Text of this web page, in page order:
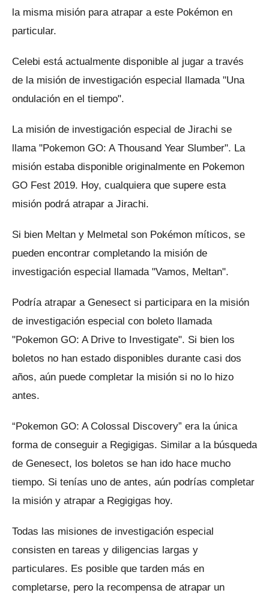
la misma misión para atrapar a este Pokémon en
particular.
Celebi está actualmente disponible al jugar a través
de la misión de investigación especial llamada "Una
ondulación en el tiempo".
La misión de investigación especial de Jirachi se
llama "Pokemon GO: A Thousand Year Slumber". La
misión estaba disponible originalmente en Pokemon
GO Fest 2019. Hoy, cualquiera que supere esta
misión podrá atrapar a Jirachi.
Si bien Meltan y Melmetal son Pokémon míticos, se
pueden encontrar completando la misión de
investigación especial llamada "Vamos, Meltan".
Podría atrapar a Genesect si participara en la misión
de investigación especial con boleto llamada
"Pokemon GO: A Drive to Investigate". Si bien los
boletos no han estado disponibles durante casi dos
años, aún puede completar la misión si no lo hizo
antes.
“Pokemon GO: A Colossal Discovery” era la única
forma de conseguir a Regigigas. Similar a la búsqueda
de Genesect, los boletos se han ido hace mucho
tiempo. Si tenías uno de antes, aún podrías completar
la misión y atrapar a Regigigas hoy.
Todas las misiones de investigación especial
consisten en tareas y diligencias largas y
particulares. Es posible que tarden más en
completarse, pero la recompensa de atrapar un